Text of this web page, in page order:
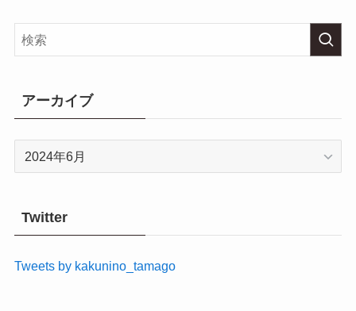
アーカイブ
Twitter
Tweets by kakunino_tamago